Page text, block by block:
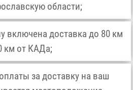
области;
включена доставка до 80 км
км от КАДа;
за доставку на ваш